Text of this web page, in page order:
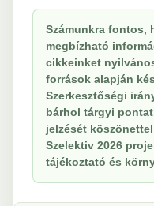
Számunkra fontos,
megbízható
cikkeinket
források alapján
Szerkesztőségi
bárhol tárgyi
jelzését
Szelektiv 2026
tájékoztató és